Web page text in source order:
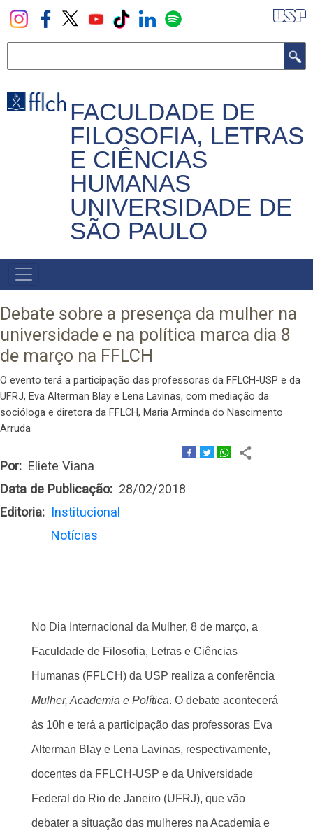
Pular
para
principal
FACULDADE DE
FILOSOFIA, LETRAS
E CIÊNCIAS
HUMANAS
UNIVERSIDADE DE
SÃO PAULO
NAVEGADOR
PRINCIPAL
Debate sobre a presença da mulher na
universidade e na política marca dia 8
de março na FFLCH
O evento terá a participação das professoras da FFLCH-USP e da
UFRJ, Eva Alterman Blay e Lena Lavinas, com mediação da
socióloga e diretora da FFLCH, Maria Arminda do Nascimento
Arruda
Por
Eliete Viana
Data de Publicação
28/02/2018
Editoria
Institucional
Notícias
No Dia Internacional da Mulher, 8 de março, a
Faculdade de Filosofia, Letras e Ciências
Humanas (FFLCH) da USP realiza a conferência
Mulher, Academia e Política. O debate acontecerá
às 10h e terá a participação das professoras Eva
Alterman Blay e Lena Lavinas, respectivamente,
docentes da FFLCH-USP e da Universidade
Federal do Rio de Janeiro (UFRJ), que vão
debater a situação das mulheres na Academia e